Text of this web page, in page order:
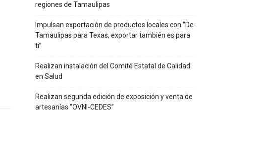
regiones de Tamaulipas
Impulsan exportación de productos locales con “De
Tamaulipas para Texas, exportar también es para
ti”
Realizan instalación del Comité Estatal de Calidad
en Salud
Realizan segunda edición de exposición y venta de
artesanías “OVNI-CEDES”